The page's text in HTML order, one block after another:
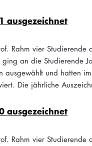
ausgezeichnet
Rahm vier Studierende
an die Studierende
ausgewählt und hatten
Die jährliche
ausgezeichnet
Rahm vier Studierende